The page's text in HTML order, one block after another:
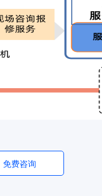
免费咨询